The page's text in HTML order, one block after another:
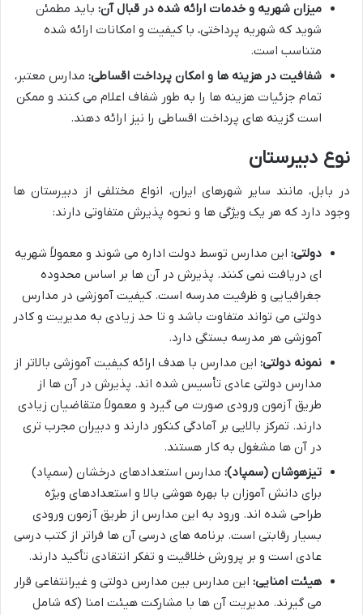
میزان شهریه و خدمات ارائه شده در قبال آن: باید مطمئن
شوید که شهریه پرداختی، با کیفیت و امکانات ارائه شده
متناسب است.
شفافیت در هزینه ها و امکان پرداخت اقساطی: مدارس معتبر،
تمام جزئیات هزینه ها را به طور شفاف اعلام می کنند و ممکن
است گزینه های پرداخت اقساطی را نیز ارائه دهند.
نوع دبیرستان
در بابل، مانند سایر شهرهای ایران، انواع مختلفی از دبیرستان ها
وجود دارد که هر یک ویژگی ها و نحوه پذیرش متفاوتی دارند:
دولتی: این مدارس توسط دولت اداره می شوند و معمولاً شهریه
ای دریافت نمی کنند. پذیرش در آن ها بر اساس محدوده
جغرافیایی و ظرفیت مدرسه است. کیفیت آموزشی در مدارس
دولتی می تواند متفاوت باشد و تا حد زیادی به مدیریت و کادر
آموزشی هر مدرسه بستگی دارد.
نمونه دولتی: این مدارس با هدف ارائه کیفیت آموزشی بالاتر از
مدارس دولتی عادی تأسیس شده اند. پذیرش در آن ها از
طریق آزمون ورودی صورت می گیرد و معمولاً متقاضیان زیادی
دارند. تمرکز بالایی بر آمادگی کنکور دارند و دبیران مجرب تری
در آن ها مشغول به کار هستند.
تیزهوشان (سمپاد): مدارس استعدادهای درخشان (سمپاد)
برای دانش آموزان با بهره هوشی بالا و استعدادهای ویژه
طراحی شده اند. ورود به این مدارس از طریق آزمون ورودی
بسیار رقابتی است. برنامه های درسی آن ها فراتر از کتب درسی
عادی است و بر پرورش خلاقیت و تفکر انتقادی تأکید دارند.
هیئت امنایی: این مدارس بین مدارس دولتی و غیرانتفاعی قرار
می گیرند. مدیریت آن ها با مشارکت هیئت امنا (که شامل